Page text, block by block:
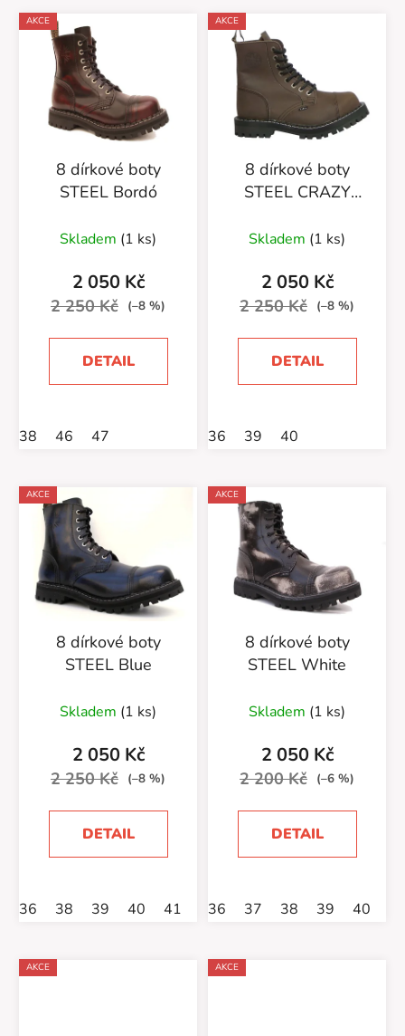
AKCE
8 dírkové boty
STEEL Bordó
Skladem (1 ks)
2 050 Kč
2 250 Kč (–8 %)
DETAIL
38 46 47
AKCE
8 dírkové boty
STEEL CRAZY
Skladem (1 ks)
2 050 Kč
2 250 Kč (–8 %)
DETAIL
36 39 40
AKCE
8 dírkové boty
STEEL Blue
Skladem (1 ks)
2 050 Kč
2 250 Kč (–8 %)
DETAIL
36 38 39 40 41 42 45 46 47 48
AKCE
8 dírkové boty
STEEL White
Skladem (1 ks)
2 050 Kč
2 200 Kč (–6 %)
DETAIL
36 37 38 39 40
AKCE AKCE